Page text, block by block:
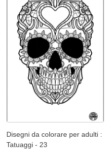
Disegni da colorare per adulti :
Tatuaggi - 23